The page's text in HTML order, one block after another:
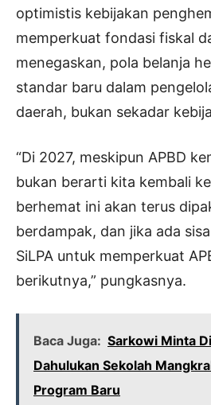
optimistis kebijakan
memperkuat fondasi fiskal
menegaskan, pola belanja
standar baru dalam
daerah, bukan sekadar
“Di 2027, meskipun APBD
bukan berarti kita kembali
berhemat ini akan terus
berdampak, dan jika ada
SiLPA untuk memperkuat
berikutnya,” pungkasnya.
Baca Juga: Sarkowi Minta
Dahulukan Sekolah
Program Baru